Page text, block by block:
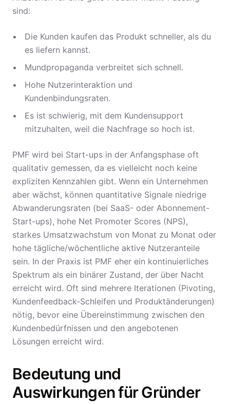
sind:
Die Kunden kaufen das Produkt schneller, als du
es liefern kannst.
Mundpropaganda verbreitet sich schnell.
Hohe Nutzerinteraktion und
Kundenbindungsraten.
Es ist schwierig, mit dem Kundensupport
mitzuhalten, weil die Nachfrage so hoch ist.
PMF wird bei Start-ups in der Anfangsphase oft
qualitativ gemessen, da es vielleicht noch keine
expliziten Kennzahlen gibt. Wenn ein Unternehmen
aber wächst, können quantitative Signale niedrige
Abwanderungsraten (bei SaaS- oder Abonnement-
Start-ups), hohe Net Promoter Scores (NPS),
starkes Umsatzwachstum von Monat zu Monat oder
hohe tägliche/wöchentliche aktive Nutzeranteile
sein. In der Praxis ist PMF eher ein kontinuierliches
Spektrum als ein binärer Zustand, der über Nacht
erreicht wird. Oft sind mehrere Iterationen (Pivoting,
Kundenfeedback-Schleifen und Produktänderungen)
nötig, bevor eine Übereinstimmung zwischen den
Kundenbedürfnissen und den angebotenen
Lösungen erreicht wird.
Bedeutung und
Auswirkungen für Gründer